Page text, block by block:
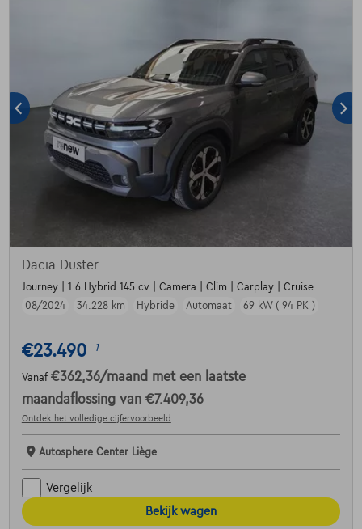
Dacia Duster
Journey | 1.6 Hybrid 145 cv | Camera | Clim | Carplay | Cruise
08/2024
34.228 km Hybride Automaat 69 kW ( 94 PK )
€23.490 1
Vanaf €362,36/maand met een laatste
maandaflossing van €7.409,36
Ontdek het volledige cijfervoorbeeld
Autosphere Center Liège
Vergelijk
Bekijk wagen